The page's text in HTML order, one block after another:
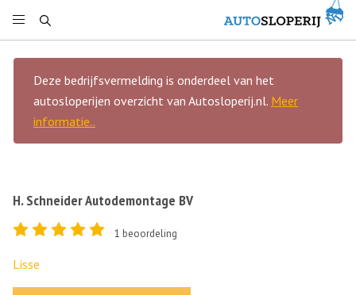
Deze bedrijfsvermelding is onderdeel van het
autosloperijen overzicht van Autosloperij.nl. Meer
informatie..
H. Schneider Autodemontage BV
1 beoordeling
Lisse